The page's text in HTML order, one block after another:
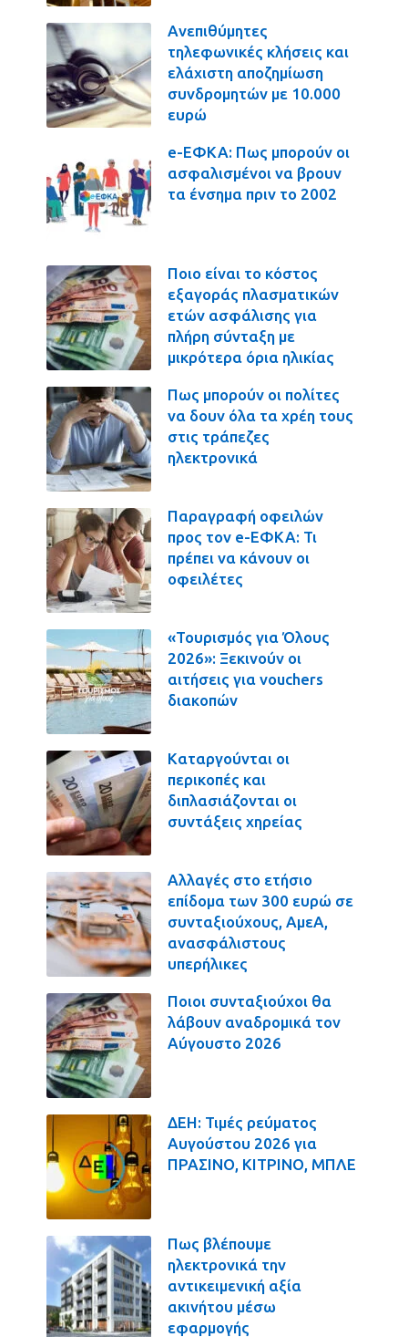
Ανεπιθύμητες
τηλεφωνικές κλήσεις και
ελάχιστη αποζημίωση
συνδρομητών με 10.000
ευρώ
e-ΕΦΚΑ: Πως μπορούν οι
ασφαλισμένοι να βρουν
τα ένσημα πριν το 2002
Ποιο είναι το κόστος
εξαγοράς πλασματικών
ετών ασφάλισης για
πλήρη σύνταξη με
μικρότερα όρια ηλικίας
Πως μπορούν οι πολίτες
να δουν όλα τα χρέη τους
στις τράπεζες
ηλεκτρονικά
Παραγραφή οφειλών
προς τον e-ΕΦΚΑ: Τι
πρέπει να κάνουν οι
οφειλέτες
«Τουρισμός για Όλους
2026»: Ξεκινούν οι
αιτήσεις για vouchers
διακοπών
Καταργούνται οι
περικοπές και
διπλασιάζονται οι
συντάξεις χηρείας
Αλλαγές στο ετήσιο
επίδομα των 300 ευρώ σε
συνταξιούχους, ΑμεΑ,
ανασφάλιστους
υπερήλικες
Ποιοι συνταξιούχοι θα
λάβουν αναδρομικά τον
Αύγουστο 2026
ΔΕΗ: Τιμές ρεύματος
Αυγούστου 2026 για
ΠΡΑΣΙΝΟ, ΚΙΤΡΙΝΟ, ΜΠΛΕ
Πως βλέπουμε
ηλεκτρονικά την
αντικειμενική αξία
ακινήτου μέσω
εφαρμογής